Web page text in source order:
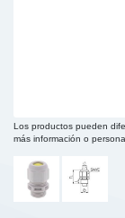
Los productos pueden
más información o